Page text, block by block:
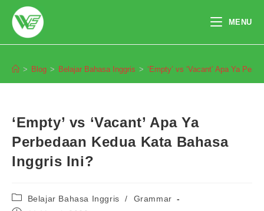
content
MENU
> Blog > Belajar Bahasa Inggris > ‘Empty’ vs ‘Vacant’ Apa Ya
‘Empty’ vs ‘Vacant’ Apa Ya
Perbedaan Kedua Kata Bahasa
Inggris Ini?
Post
category:
Belajar Bahasa Inggris /
Grammar